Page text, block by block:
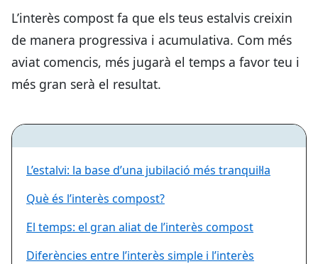
L’interès compost fa que els teus estalvis creixin
de manera progressiva i acumulativa. Com més
aviat comencis, més jugarà el temps a favor teu i
més gran serà el resultat.
L’estalvi: la base d’una jubilació més tranquil·la
Què és l’interès compost?
El temps: el gran aliat de l’interès compost
Diferències entre l’interès simple i l’interès